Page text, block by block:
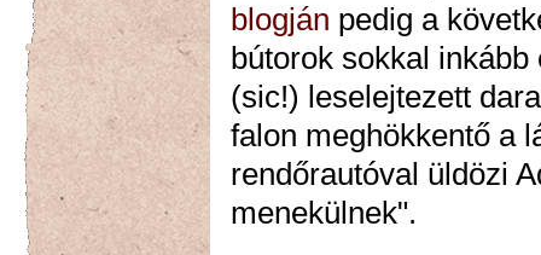
blogján pedig a
bútorok sokkal
(sic!) leselejtezett
falon meghökkentő a
rendőrautóval üldözi
menekülnek".